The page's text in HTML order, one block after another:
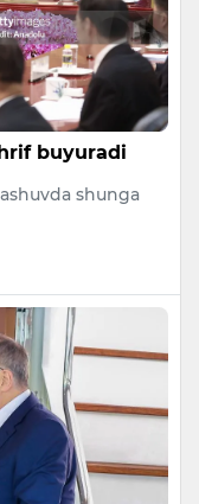
buyuradi
shunga